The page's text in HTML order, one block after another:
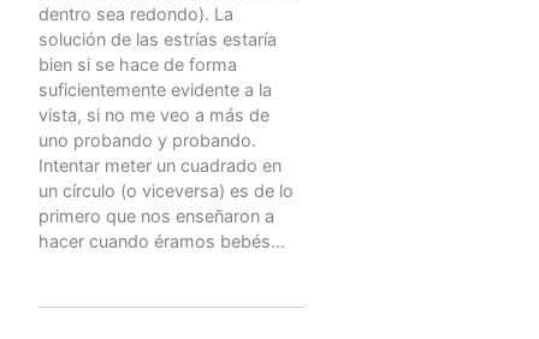
dentro sea redondo). La
solución de las estrías estaría
bien si se hace de forma
suficientemente evidente a la
vista, si no me veo a más de
uno probando y probando.
Intentar meter un cuadrado en
un círculo (o viceversa) es de lo
primero que nos enseñaron a
hacer cuando éramos bebés…